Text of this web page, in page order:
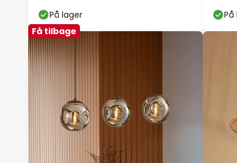
På lager På
Få tilbage